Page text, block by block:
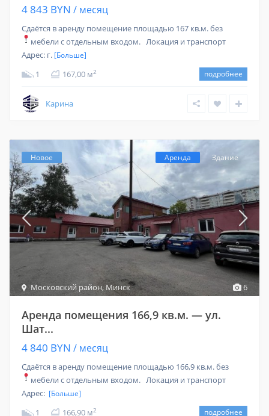
4 843 BYN / месяц
Сдаётся в аренду помещение площадью 167 кв.м. без
мебели с отдельным входом. Локация и транспорт
Адрес: г. [Больше]
1 167,00 м2 подробнее
Карина
6
Московский район,Минск
Новое Аренда Здание
Аренда помещения 166,9 кв.м. — ул.
Шат...
4 840 BYN / месяц
Сдаётся в аренду помещение площадью 166,9 кв.м. без
мебели с отдельным входом. Локация и транспорт
Адрес: [Больше]
1 166,90 м2 подробнее